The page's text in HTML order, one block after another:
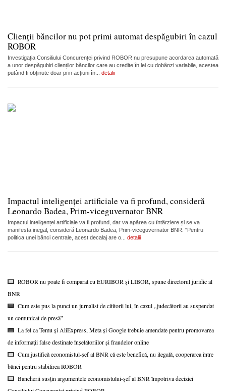
Clienții băncilor nu pot primi automat despăgubiri în cazul
ROBOR
Investigația Consiliului Concurenței privind ROBOR nu presupune acordarea automată
a unor despăgubiri clienților băncilor care au credite în lei cu dobânzi variabile, acestea
putând fi obținute doar prin acțiuni în... detalii
Impactul inteligenței artificiale va fi profund, consideră
Leonardo Badea, Prim-viceguvernator BNR
Impactul inteligenței artificiale va fi profund, dar va apărea cu întârziere și se va
manifesta inegal, consideră Leonardo Badea, Prim-viceguvernator BNR. "Pentru
politica unei bănci centrale, acest decalaj are o... detalii
ROBOR nu poate fi comparat cu EURIBOR și LIBOR, spune directorul juridic al
BNR
Cum este pus la punct un jurnalist de cititorii lui, în cazul „judecătorii au suspendat
un comunicat de presă”
La fel ca Temu și AliExpress, Meta și Google trebuie amendate pentru promovarea
de informații false destinate înșelătoriilor și fraudelor online
Cum justifică economistul-șef al BNR că este benefică, nu ilegală, cooperarea între
bănci pentru stabilirea ROBOR
Bancherii susțin argumentele economistului-șef al BNR împotriva deciziei